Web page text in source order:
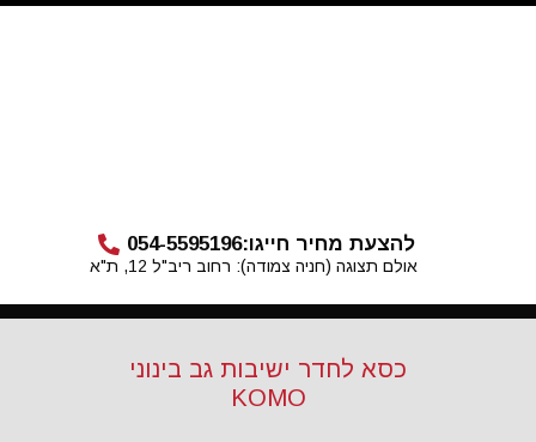
להצעת מחיר חייגו:054-5595196
אולם תצוגה (חניה צמודה): רחוב ריב"ל 12, ת"א
כסא לחדר ישיבות גב בינוני
KOMO